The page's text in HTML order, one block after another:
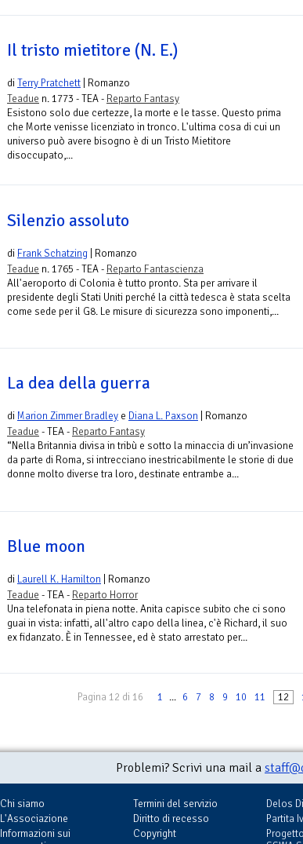
Il tristo mietitore (N. E.)
diTerry Pratchett | Romanzo
Teadue n. 1773 - TEA - Reparto Fantasy
Esistono solo due certezze, la morte e le tasse. Questo prima
che Morte venisse licenziato in tronco. L'ultima cosa di cui un
universo può avere bisogno è di un Tristo Mietitore
disoccupato,...
Silenzio assoluto
di Frank Schatzing | Romanzo
Teadue n. 1765 - TEA - Reparto Fantascienza
All'aeroporto di Colonia è tutto pronto. Sta per arrivare il
presidente degli Stati Uniti perché la città tedesca è stata scelta
come sede per il G8. Le misure di sicurezza sono imponenti,...
La dea della guerra
di Marion Zimmer Bradley e Diana L. Paxson | Romanzo
Teadue - TEA - Reparto Fantasy
“Nella Britannia divisa in tribù e sotto la minaccia di un’invasione
da parte di Roma, si intrecciano inestricabilmente le storie di due
donne molto diverse tra loro, destinate entrambe a...
Blue moon
di Laurell K. Hamilton | Romanzo
Teadue - TEA - Reparto Horror
Una telefonata in piena notte. Anita capisce subito che ci sono
guai in vista: infatti, all'altro capo della linea, c'è Richard, il suo
ex fidanzato. È in Tennessee, ed è stato arrestato per...
Pagina 12 di 16 1 ... 6 7 8 9 10 11 12
Problemi? Scrivi una mail a
Chi siamo
L'Associazione
Informazioni sui
Termini del servizio
Diritto di recesso
Copyright
Delos
Partita